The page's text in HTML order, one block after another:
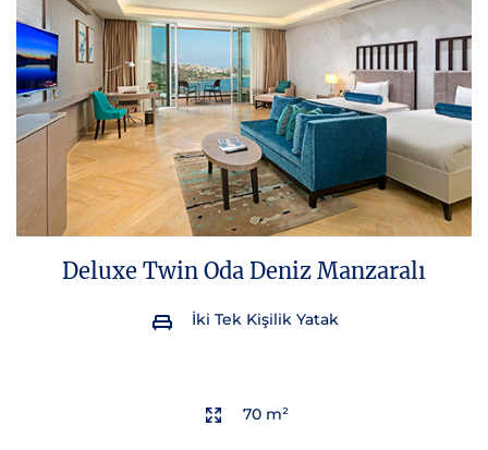
Deluxe Twin Oda Deniz Manzaralı
İki Tek Kişilik Yatak
70 m²